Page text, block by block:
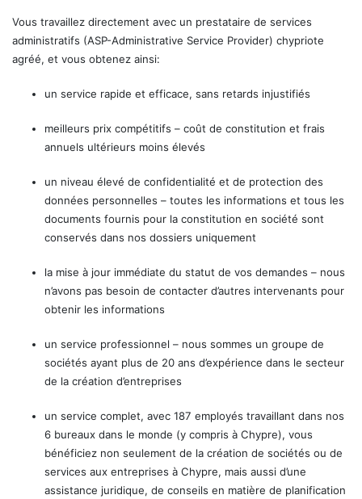
Vous travaillez directement avec un prestataire de services
administratifs (ASP-Administrative Service Provider) chypriote
agréé, et vous obtenez ainsi:
un service rapide et efficace, sans retards injustifiés
meilleurs prix compétitifs – coût de constitution et frais
annuels ultérieurs moins élevés
un niveau élevé de confidentialité et de protection des
données personnelles – toutes les informations et tous les
documents fournis pour la constitution en société sont
conservés dans nos dossiers uniquement
la mise à jour immédiate du statut de vos demandes – nous
n’avons pas besoin de contacter d’autres intervenants pour
obtenir les informations
un service professionnel – nous sommes un groupe de
sociétés ayant plus de 20 ans d’expérience dans le secteur
de la création d’entreprises
un service complet, avec 187 employés travaillant dans nos
6 bureaux dans le monde (y compris à Chypre), vous
bénéficiez non seulement de la création de sociétés ou de
services aux entreprises à Chypre, mais aussi d’une
assistance juridique, de conseils en matière de planification